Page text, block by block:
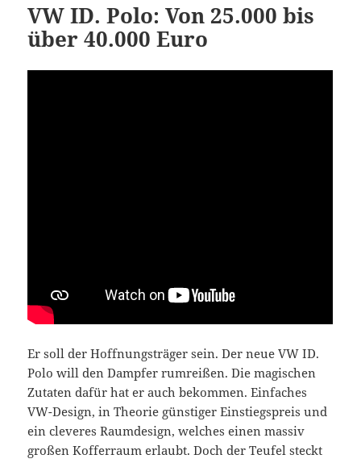
VW ID. Polo: Von 25.000 bis
über 40.000 Euro
Er soll der Hoffnungsträger sein. Der neue VW ID.
Polo will den Dampfer rumreißen. Die magischen
Zutaten dafür hat er auch bekommen. Einfaches
VW-Design, in Theorie günstiger Einstiegspreis und
ein cleveres Raumdesign, welches einen massiv
großen Kofferraum erlaubt. Doch der Teufel steckt